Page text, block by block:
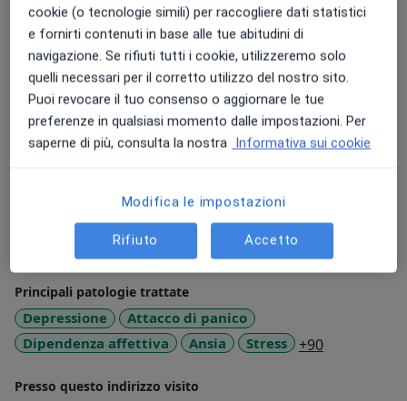
Approccio terapeutico
Psicoterapia
Psicologia breve e strategica
Ipnoterapia
Psicoterapia breve strategica
Psicologia clinica
Psicologia dell'età evolutiva
Psicologia della salute
Psicologia sportiva
Principali patologie trattate
Depressione
Attacco di panico
Dipendenza affettiva
Ansia Stress +90
Presso questo indirizzo visito
cookie (o tecnologie simili) per raccogliere dati statistici
e fornirti contenuti in base alle tue abitudini di
navigazione. Se rifiuti tutti i cookie, utilizzeremo solo
quelli necessari per il corretto utilizzo del nostro sito.
Puoi revocare il tuo consenso o aggiornare le tue
preferenze in qualsiasi momento dalle impostazioni. Per
saperne di più, consulta la nostra Informativa sui cookie
Modifica le impostazioni
Rifiuto Accetto